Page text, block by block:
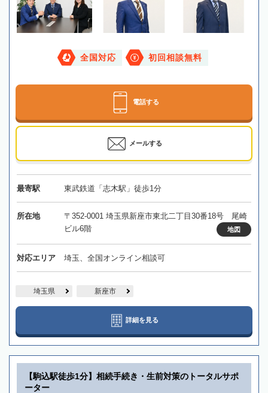
全国対応 初回相談無料
電話する
メールする
最寄駅 東武鉄道「志木駅」徒歩1分
所在地
〒352-0001 埼玉県新座市東北二丁目30番18号 尾崎
ビル6階
地図
対応エリア 埼玉、全国オンライン相談可
埼玉県 新座市
詳細を見る
【駒込駅徒歩1分】相続手続き・生前対策のトータルサポ
ーター